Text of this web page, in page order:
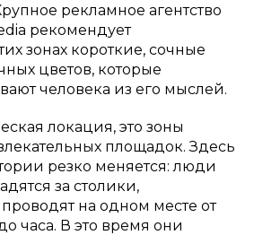
рекламное агентство
рекомендует
зонах короткие, сочные
цветов, которые
человека из его мыслей.
локация, это зоны
площадок. Здесь
резко меняется: люди
за столики,
на одном месте от
часа. В это время они